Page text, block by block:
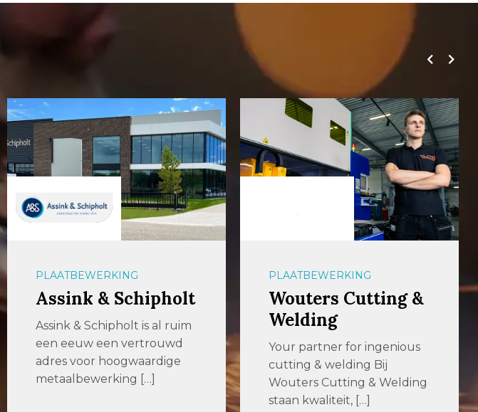
PLAATBEWERKING
Assink & Schipholt
Assink & Schipholt is al ruim
een eeuw een vertrouwd
adres voor hoogwaardige
metaalbewerking […]
PLAATBEWERKING
Wouters Cutting &
Welding
Your partner for ingenious
cutting & welding Bij
Wouters Cutting & Welding
staan kwaliteit, […]